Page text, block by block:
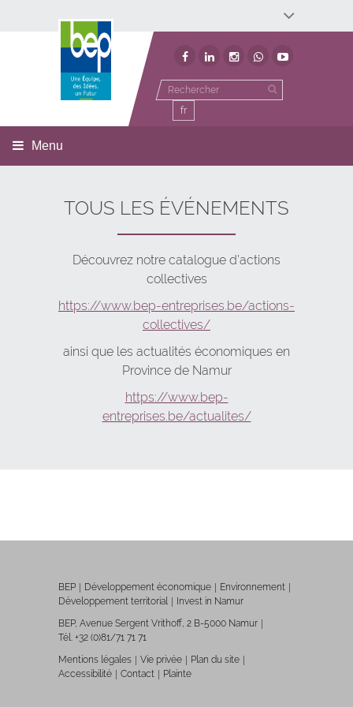
Développement économique
Développement territorial
fr
Menu
TOUS LES ÉVÉNEMENTS
Découvrez notre catalogue d’actions
collectives
https://www.bep-entreprises.be/actions-
collectives/
ainsi que les actualités économiques en
Province de Namur
https://www.bep-
entreprises.be/actualites/
BEP Développement économique
Environnement
Développement territorial
Invest in Namur
BEP, Avenue Sergent Vrithoff, 2 B-5000 Namur
Tél. +32 (0)81/71 71 71
Mentions légales
Vie privée
Plan du site
Accessibilité
Contact Plainte